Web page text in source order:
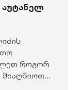
როგორ